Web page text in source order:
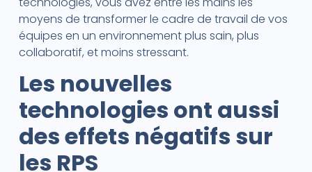
moyens de transformer le cadre de travail de vos
équipes en un environnement plus sain, plus
collaboratif, et moins stressant.
Les nouvelles
technologies ont aussi
des effets négatifs sur
les RPS